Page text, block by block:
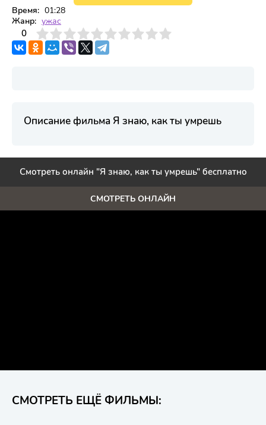
Время: 01:28
Жанр: ужас
0
4 6 7 8 9 10
Описание фильма Я знаю, как ты умрешь
Смотреть онлайн "Я знаю, как ты умрешь" бесплатно
СМОТРЕТЬ ОНЛАЙН
СМОТРЕТЬ ЕЩЁ ФИЛЬМЫ: